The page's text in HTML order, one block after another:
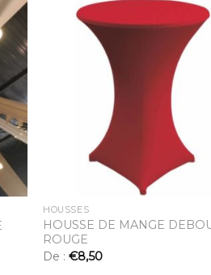
HOUSSES
HOUSSE DE MANGE
ROUGE
De :€8,50